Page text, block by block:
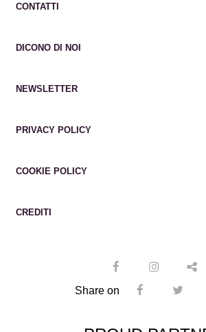
CONTATTI
DICONO DI NOI
NEWSLETTER
PRIVACY POLICY
COOKIE POLICY
CREDITI
Share on